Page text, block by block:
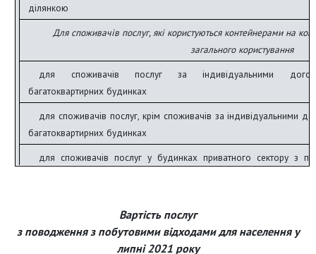
ділянкою
Для споживачів послуг, які користуються контейнерами на
загального користування
для споживачів послуг за індивідуальними
багатоквартирних будинках
для споживачів послуг, крім споживачів за індивідуальними
багатоквартирних будинках
для споживачів послуг у будинках приватного сектору з
Вартість послуг
з поводження з побутовими відходами для населення у
липні 2021 року